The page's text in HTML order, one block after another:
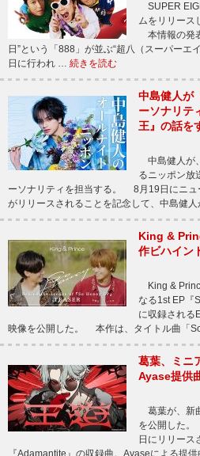
SUPER
ムをリリース
本情報の発
日”という「888」が並ぶ“超八（スーパーエ
日に行われ … 続きを読む
中島健人が
ーソナリテ
王』の話を
中島健人が
るニッポン放
ーソナリティを担当する。 8月19日にニュ
がリリースされることを記念して、中島健
King &
作ビハイン
King &
なる1st EP『
に収録される
映像を公開した。 本作は、タイトル曲「
葛葉、ミニ
Ayase提供
葛葉が、新
を公開した
日にリリース
『Adamantite』の収録曲。Ayaseによる提